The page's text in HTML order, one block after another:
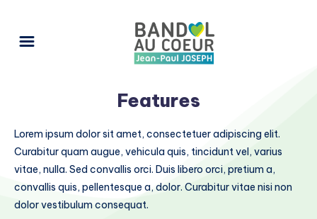
Features
Lorem ipsum dolor sit amet, consectetuer adipiscing elit.
Curabitur quam augue, vehicula quis, tincidunt vel, varius
vitae, nulla. Sed convallis orci. Duis libero orci, pretium a,
convallis quis, pellentesque a, dolor. Curabitur vitae nisi non
dolor vestibulum consequat.